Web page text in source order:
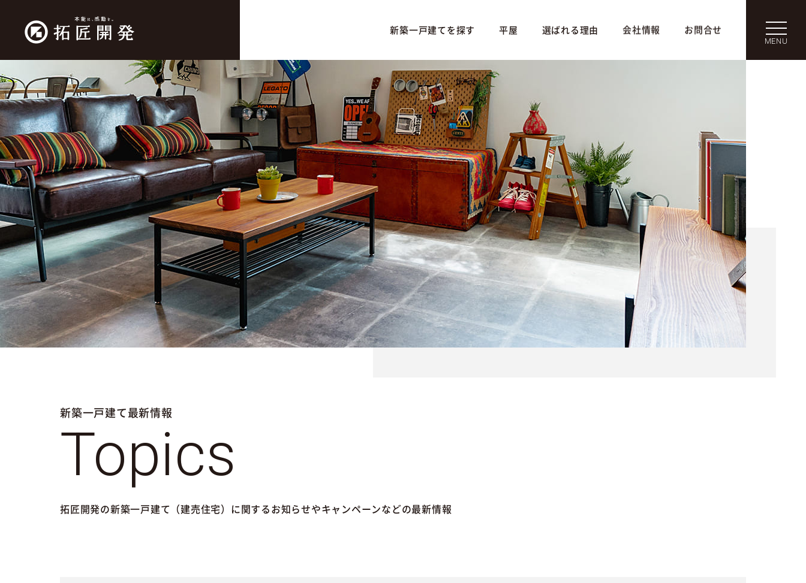
新築一戸建てを探す 平屋 選ばれる理由 会社情報 お問合せ
MENU
新築一戸建て最新情報
Topics
拓匠開発の新築一戸建て（建売住宅）に関するお知らせやキャンペーンなどの最新情報